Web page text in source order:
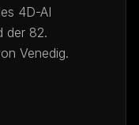
4D-AI
der 82.
Venedig.